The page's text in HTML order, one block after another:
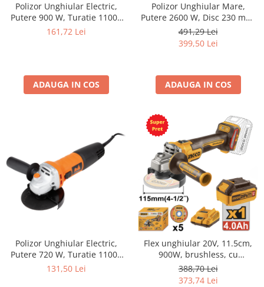
Polizor Unghiular Electric,
Putere 900 W, Turatie 11000
rpm, Diametru Disc 125 mm,
161,72 Lei
ADAUGA IN COS
Polizor Unghiular Mare,
Putere 2600 W, Disc 230 mm,
Turatie 6500 rpm, Soft Start,
Profesional
491,29 Lei
399,50 Lei
ADAUGA IN COS
Polizor Unghiular Electric,
Putere 720 W, Turatie 11000
rpm, Diametru Disc 115 mm,
131,50 Lei
Flex unghiular 20V, 11.5cm,
900W, brushless, cu
acumulator 4Ah si incarcator
388,70 Lei
373,74 Lei